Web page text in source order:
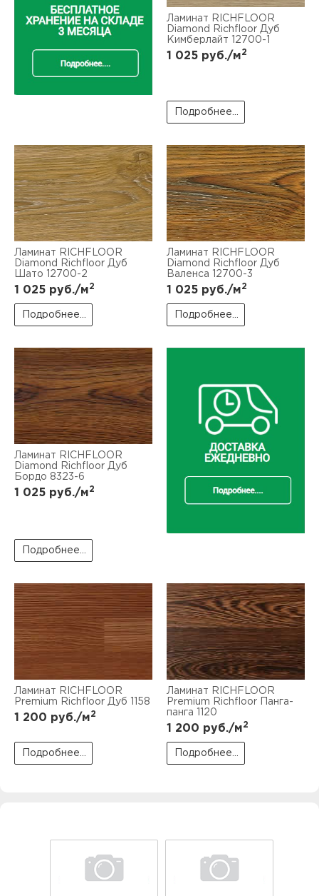
Ламинат RICHFLOOR
Diamond Richfloor Дуб
Кимберлайт 12700-1
1 025 руб./м2
Подробнее...
Ламинат RICHFLOOR
Diamond Richfloor Дуб
Шато 12700-2
1 025 руб./м2
Подробнее...
Ламинат RICHFLOOR
Diamond Richfloor Дуб
Валенса 12700-3
1 025 руб./м2
Подробнее...
Ламинат RICHFLOOR
Diamond Richfloor Дуб
Бордо 8323-6
1 025 руб./м2
Подробнее...
Ламинат RICHFLOOR
Premium Richfloor Дуб 1158
1 200 руб./м2
Подробнее...
Ламинат RICHFLOOR
Premium Richfloor Панга-
панга 1120
1 200 руб./м2
Подробнее...